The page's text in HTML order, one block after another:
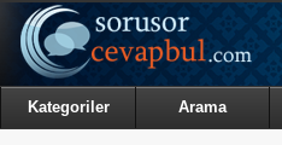
Kategoriler Arama